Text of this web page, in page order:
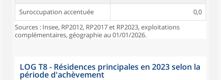
Suroccupation accentuée
0,0
Sources : Insee, RP2012, RP2017 et RP2023, exploitations
complémentaires, géographie au 01/01/2026.
LOG T8 - Résidences principales en 2023 selon la
période d'achèvement